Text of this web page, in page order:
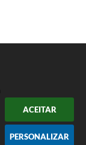
ACEITAR
PERSONALIZAR